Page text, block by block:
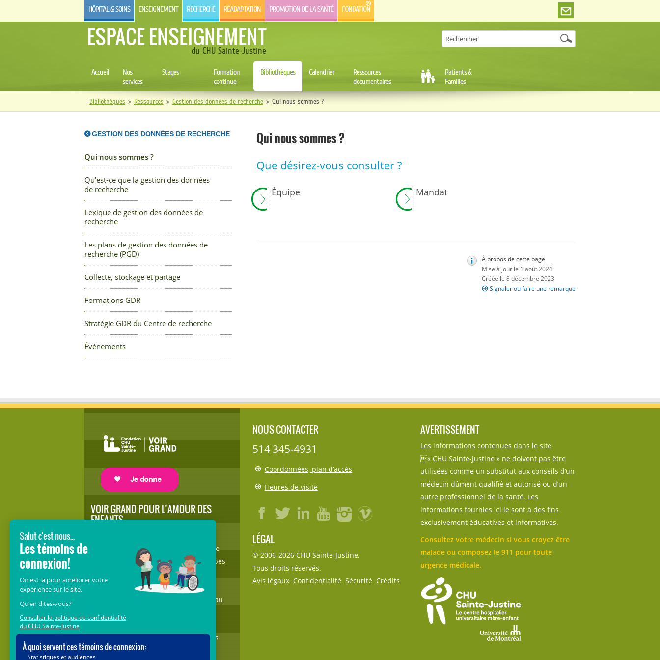
HÔPITAL & SOINS ENSEIGNEMENT RECHERCHE RÉADAPTATION PROMOTION DE LA SANTÉ FONDATION
ESPACE ENSEIGNEMENT
du CHU Sainte-Justine
Accueil
Nos
services
Stages
Formation
continue
Bibliothèques Calendrier
Ressources
documentaires
Patients &
Familles
Bibliothèques > Ressources > Gestion des données de recherche > Qui nous sommes ?
GESTION DES DONNÉES DE RECHERCHE
Qui nous sommes ?
Qu'est-ce que la gestion des données
de recherche
Lexique de gestion des données de
recherche
Les plans de gestion des données de
recherche (PGD)
Collecte, stockage et partage
Formations GDR
Stratégie GDR du Centre de recherche
Évènements
Qui nous sommes ?
Que désirez-vous consulter ?
Équipe Mandat
À propos de cette page
Mise à jour le 1 août 2024
Créée le 8 décembre 2023
Signaler ou faire une remarque
VOIR GRAND POUR L’AMOUR DES
ENFANTS
vous au cœur de la campagne majeure
Voir Grand, nous conduisons les équipes
soignantes vers les opportunités de la
science et des nouvelles technologies
pour que chaque enfant, où qu’il soit au
Justine. Ensemble, unissons nos forces
pour leur avenir.
NOUS CONTACTER
514 345-4931
Coordonnées, plan d’accès
Heures de visite
LÉGAL
© 2006-2026CHU Sainte-Justine.
Tous droits réservés.
Avis légaux Confidentialité Sécurité Crédits
AVERTISSEMENT
Les informations contenues dans le site
« CHU Sainte-Justine » ne doivent pas être
utilisées comme un substitut aux conseils d’un
médecin dûment qualifié et autorisé ou d’un
autre professionnel de la santé. Les
informations fournies ici le sont à des fins
exclusivement éducatives et informatives.
Consultez votre médecin si vous croyez être
malade ou composez le 911 pour toute
urgence médicale.